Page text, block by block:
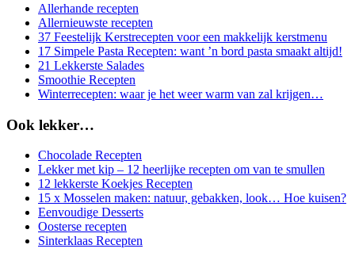
Allerhande recepten
Allernieuwste recepten
37 Feestelijk Kerstrecepten voor een makkelijk kerstmenu
17 Simpele Pasta Recepten: want ’n bord pasta smaakt altijd!
21 Lekkerste Salades
Smoothie Recepten
Winterrecepten: waar je het weer warm van zal krijgen…
Ook lekker…
Chocolade Recepten
Lekker met kip – 12 heerlijke recepten om van te smullen
12 lekkerste Koekjes Recepten
15 x Mosselen maken: natuur, gebakken, look… Hoe kuisen?
Eenvoudige Desserts
Oosterse recepten
Sinterklaas Recepten